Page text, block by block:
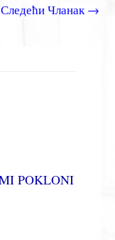
Следећи Чланак →
POKLONI